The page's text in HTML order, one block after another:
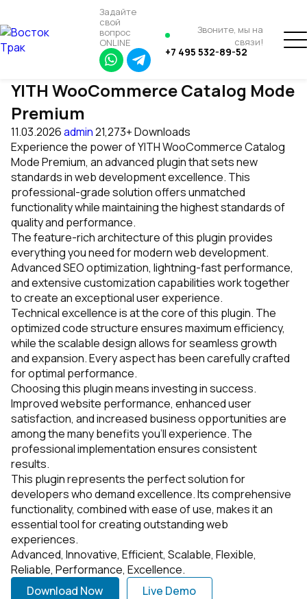
Задайте
свой
вопрос
ONLINE
Звоните, мы на
связи!
+7 495 532-89-52
YITH WooCommerce Catalog Mode
Premium
11.03.2026admin21,273+ Downloads
Experience the power of YITH WooCommerce Catalog
Mode Premium, an advanced plugin that sets new
standards in web development excellence. This
professional-grade solution offers unmatched
functionality while maintaining the highest standards of
quality and performance.
The feature-rich architecture of this plugin provides
everything you need for modern web development.
Advanced SEO optimization, lightning-fast performance,
and extensive customization capabilities work together
to create an exceptional user experience.
Technical excellence is at the core of this plugin. The
optimized code structure ensures maximum efficiency,
while the scalable design allows for seamless growth
and expansion. Every aspect has been carefully crafted
for optimal performance.
Choosing this plugin means investing in success.
Improved website performance, enhanced user
satisfaction, and increased business opportunities are
among the many benefits you'll experience. The
professional implementation ensures consistent
results.
This plugin represents the perfect solution for
developers who demand excellence. Its comprehensive
functionality, combined with ease of use, makes it an
essential tool for creating outstanding web
experiences.
Advanced, Innovative, Efficient, Scalable, Flexible,
Reliable, Performance, Excellence.
Download Now
Live Demo